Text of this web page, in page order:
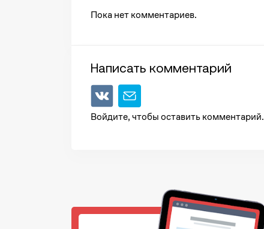
Пока нет комментариев.
Написать комментарий
Войдите, чтобы оставить комментарий.